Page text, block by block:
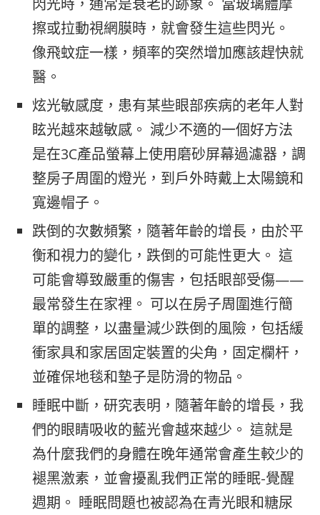
擦或拉動視網膜時，就會發生這些閃光。
像飛蚊症一樣，頻率的突然增加應該趕快就
醫。
炫光敏感度，患有某些眼部疾病的老年人對
眩光越來越敏感。 減少不適的一個好方法
是在3C產品螢幕上使用磨砂屏幕過濾器，調
整房子周圍的燈光，到戶外時戴上太陽鏡和
寬邊帽子。
跌倒的次數頻繁，隨著年齡的增長，由於平
衡和視力的變化，跌倒的可能性更大。 這
可能會導致嚴重的傷害，包括眼部受傷——
最常發生在家裡。 可以在房子周圍進行簡
單的調整，以盡量減少跌倒的風險，包括緩
衝家具和家居固定裝置的尖角，固定欄杆，
並確保地毯和墊子是防滑的物品。
睡眠中斷，研究表明，隨著年齡的增長，我
們的眼睛吸收的藍光會越來越少。 這就是
為什麼我們的身體在晚年通常會產生較少的
褪黑激素，並會擾亂我們正常的睡眠-覺醒
週期。 睡眠問題也被認為在青光眼和糖尿